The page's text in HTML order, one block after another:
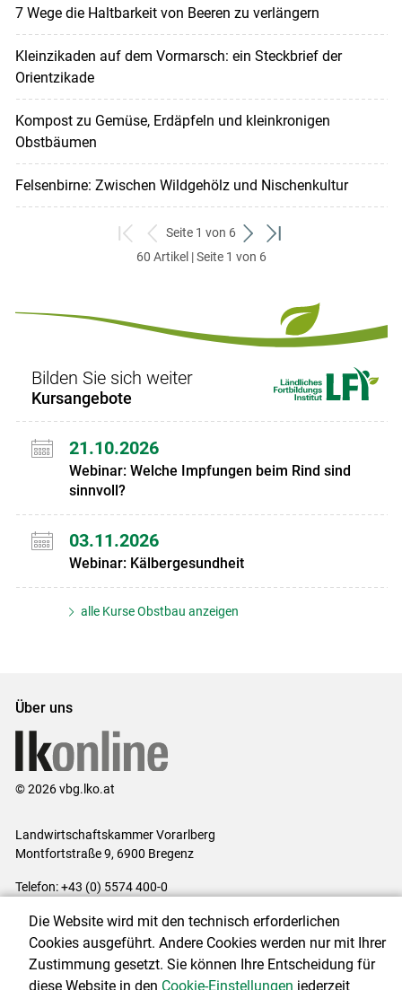
7 Wege die Haltbarkeit von Beeren zu verlängern
Kleinzikaden auf dem Vormarsch: ein Steckbrief der
Orientzikade
Kompost zu Gemüse, Erdäpfeln und kleinkronigen
Obstbäumen
Felsenbirne: Zwischen Wildgehölz und Nischenkultur
zum
ersten
zurück
zum
Seite 1 von 6
weiter
zum
zum
60 Artikel | Seite 1 von 6
Bilden Sie sich weiter
Kursangebote
21.10.2026
Webinar: Welche Impfungen beim Rind sind
sinnvoll?
03.11.2026
Webinar: Kälbergesundheit
alle Kurse Obstbau anzeigen
Über uns
© 2026 vbg.lko.at
Landwirtschaftskammer Vorarlberg
Montfortstraße 9, 6900 Bregenz
Telefon: +43 (0) 5574 400-0
Impressum|Kontakt|Datenschutzerklärung|Barrierefreiheit|
Cookie-Einstellungen
Die Website wird mit den technisch erforderlichen
Cookies ausgeführt. Andere Cookies werden nur mit Ihrer
Zustimmung gesetzt. Sie können Ihre Entscheidung für
diese Website in den Cookie-Einstellungen jederzeit